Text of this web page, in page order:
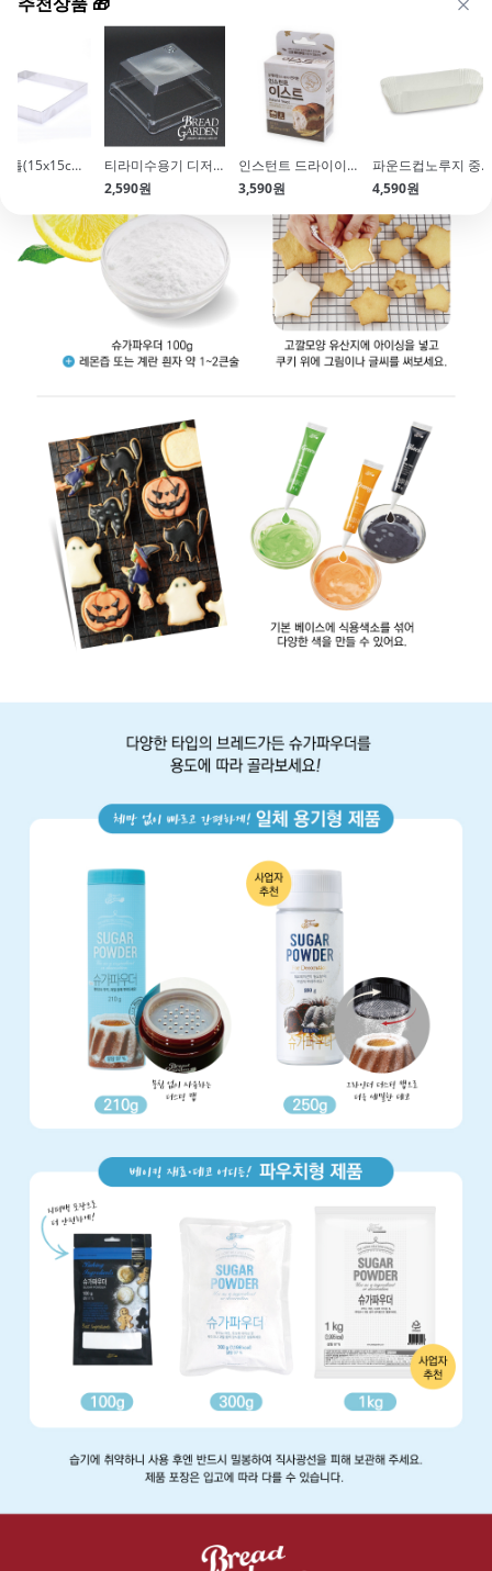
가나슈틀(15x15cm\/파베틀\/바크초콜릿)
티라미수용기 디저트컵 뚜껑 (사각\/H6368) x10개
2,590원
인스턴트 드라이이스트(4gx8개입\/소포장\/과립형)
3,590원
파운드컵노루지 중(화이트\/100매입\/200*70*60\/유산지)
4,590원